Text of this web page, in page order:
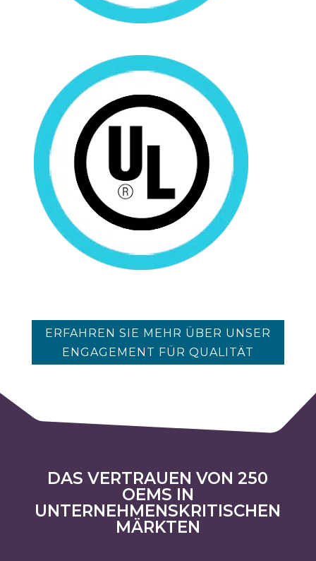
ERFAHREN SIE MEHR ÜBER UNSER
ENGAGEMENT FÜR QUALITÄT
DAS VERTRAUEN VON 250
OEMS IN
UNTERNEHMENSKRITISCHEN
MÄRKTEN